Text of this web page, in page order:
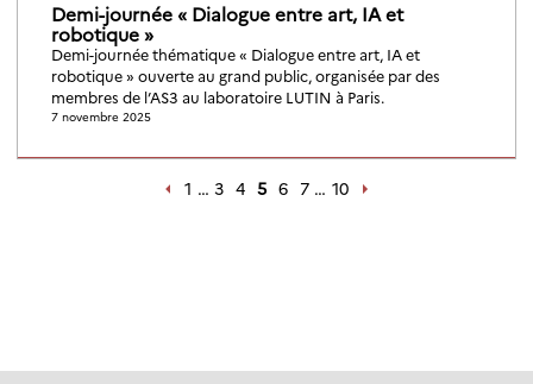
Demi-journée « Dialogue entre art, IA et
robotique »
Demi-journée thématique « Dialogue entre art, IA et
robotique » ouverte au grand public, organisée par des
membres de l’AS3 au laboratoire LUTIN à Paris.
7 novembre 2025
1 … 3 4 5 6 7 … 10